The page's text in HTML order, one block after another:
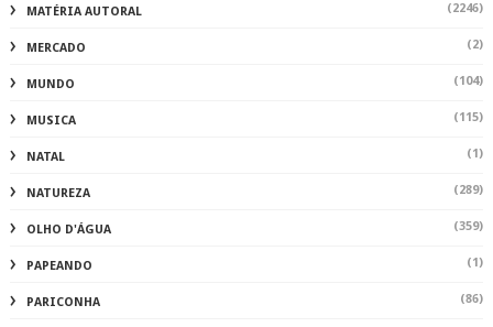
MATÉRIA AUTORAL (2246)
MERCADO (2)
MUNDO (104)
MUSICA (115)
NATAL (1)
NATUREZA (289)
OLHO D'ÁGUA (359)
PAPEANDO (1)
PARICONHA (86)